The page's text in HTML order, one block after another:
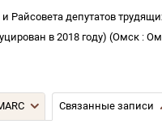
Райсовета депутатов
в 2018 году) (Омск :
Связанные записи